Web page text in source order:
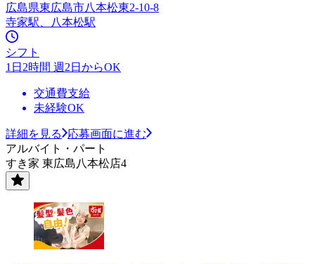
広島県東広島市八本松東2-10-8
寺家駅、八本松駅
シフト
1日2時間 週2日からOK
交通費支給
未経験OK
詳細を見る
応募画面に進む
アルバイト・パート
すき家 東広島八本松店4